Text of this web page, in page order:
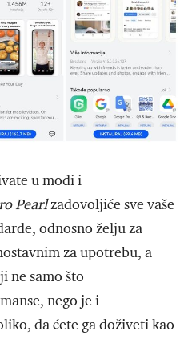
u modi i
Pearlzadovoljiće sve vaše
odnosno želju za
za upotrebu, a
ne samo što
nego je i
da ćete ga doživeti kao